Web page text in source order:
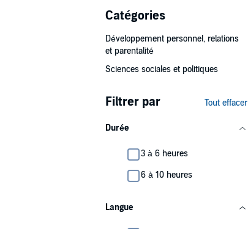
Catégories
Développement personnel, relations
et parentalité
Sciences sociales et politiques
Filtrer par Tout effacer
Durée
3 à 6 heures
6 à 10 heures
Langue